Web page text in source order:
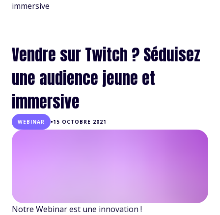
immersive
Vendre sur Twitch ? Séduisez
une audience jeune et
immersive
WEBINAR •15 OCTOBRE 2021
Notre Webinar est une innovation !